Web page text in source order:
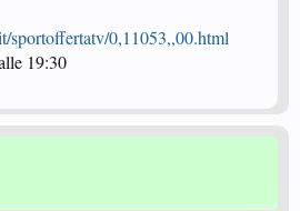
sportoffertatv/0,11053,,00.html
19:30